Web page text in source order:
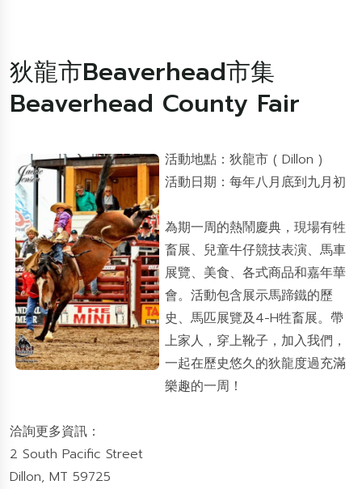
狄龍市Beaverhead市集
Beaverhead County Fair
活動地點：狄龍市 ( Dillon )
活動日期：每年八月底到九月初
為期一周的熱鬧慶典，現場有牲
畜展、兒童牛仔競技表演、馬車
展覽、美食、各式商品和嘉年華
會。活動包含展示馬蹄鐵的歷
史、馬匹展覽及4-H牲畜展。帶
上家人，穿上靴子，加入我們，
一起在歷史悠久的狄龍度過充滿
樂趣的一周！
洽詢更多資訊：
2 South Pacific Street
Dillon, MT 59725